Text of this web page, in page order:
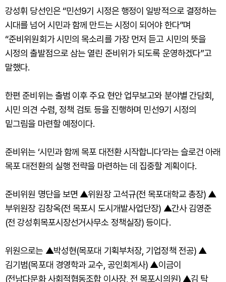
강성휘 당선인은 “민선9기 시정은 행정이 일방적으로 결정하는
시대를 넘어 시민과 함께 만드는 시정이 되어야 한다”며
“준비위원회가 시민의 목소리를 가장 먼저 듣고 시민의 뜻을
시정의 출발점으로 삼는 열린 준비위가 되도록 운영하겠다”고
말했다.
한편 준비위는 출범 이후 주요 현안 업무보고와 분야별 간담회,
시민 의견 수렴, 정책 검토 등을 진행하며 민선9기 시정의
밑그림을 마련할 예정이다.
준비위는 ‘시민과 함께 목포 대전환 시작합니다’라는 슬로건 아래
목포 대전환의 실행 전략을 마련하는 데 집중할 계획이다.
준비위원 명단을 보면 ▲위원장 고석규(전 목포대학교 총장) ▲
부위원장 김창옥(전 목포시 도시개발사업단장) ▲간사 김영준
(전 강성휘목포시장선거사무소 정책실장) 등이다.
위원으로는 ▲박성현(목포대 기획부처장, 기업정책 전공) ▲
김기범(목포대 경영학과 교수, 공인회계사) ▲이금이
(전남다문화 사회적협동조합 이사장, 전 목포시의원) ▲김 탁